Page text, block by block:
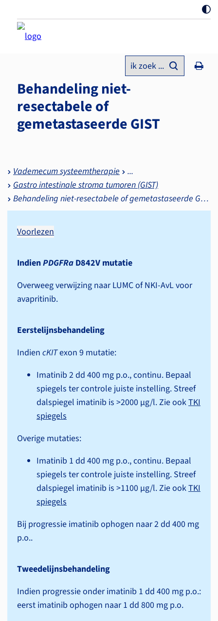
ik zoek ...
Behandeling niet-
resectabele of
gemetastaseerde GIST
Vademecum systeemtherapie
Gastro intestinale stroma tumoren (GIST)
Behandeling niet-resectabele of gemetastaseerde GIST
Voorlezen
IndienPDGFRa D842V mutatie
Overweeg verwijzing naar LUMC of NKI-AvL voor
avapritinib.
Eerstelijnsbehandeling
Indien cKITexon 9 mutatie:
Imatinib 2 dd 400 mg p.o., continu. Bepaal
spiegels ter controle juiste instelling. Streef
dalspiegel imatinib is >2000 µg/l. Zie ookTKI
spiegels
Overige mutaties:
Imatinib 1 dd 400 mg p.o., continu. Bepaal
spiegels ter controle juiste instelling. Streef
dalspiegel imatinib is >1100 µg/l. Zie ookTKI
spiegels
Bij progressie imatinib ophogen naar 2 dd 400 mg
p.o..
Tweedelijnsbehandeling
Indien progressie onder imatinib 1 dd 400 mg p.o.:
eerst imatinib ophogen naar 1 dd 800 mg p.o.